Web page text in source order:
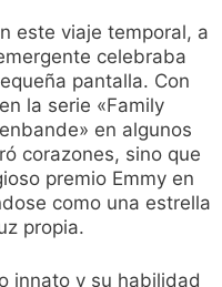
este viaje temporal, a
celebraba
pantalla. Con
la serie «Family
en algunos
corazones, sino que
premio Emmy en
como una estrella
propia.
innato y su habilidad